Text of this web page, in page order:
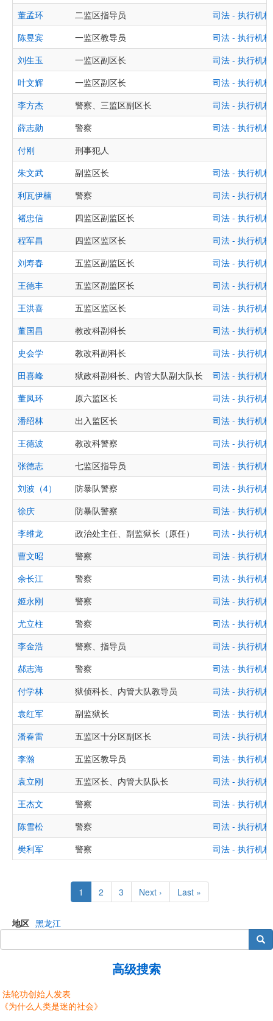
董孟环
二监区指导员
司法 - 执行机
陈昱宾
一监区教导员
司法 - 执行机
刘生玉
一监区副区长
司法 - 执行机
叶文辉
一监区副区长
司法 - 执行机
李方杰
警察、三监区副区长
司法 - 执行机
薛志勋
警察
司法 - 执行机
付刚
刑事犯人
朱文武
副监区长
司法 - 执行机
利瓦伊楠
警察
司法 - 执行机
褚忠信
四监区副监区长
司法 - 执行机
程军昌
四监区监区长
司法 - 执行机
刘寿春
五监区副监区长
司法 - 执行机
王德丰
五监区副监区长
司法 - 执行机
王洪喜
五监区监区长
司法 - 执行机
董国昌
教改科副科长
司法 - 执行机
史会学
教改科副科长
司法 - 执行机
田喜峰
狱政科副科长、内管大队副大队长
司法 - 执行机
董凤环
原六监区长
司法 - 执行机
潘绍林
出入监区长
司法 - 执行机
王德波
教改科警察
司法 - 执行机
张德志
七监区指导员
司法 - 执行机
刘波（4）
防暴队警察
司法 - 执行机
徐庆
防暴队警察
司法 - 执行机
李维龙
政治处主任、副监狱长（原任）
司法 - 执行机
曹文昭
警察
司法 - 执行机
余长江
警察
司法 - 执行机
姬永刚
警察
司法 - 执行机
尤立柱
警察
司法 - 执行机
李金浩
警察、指导员
司法 - 执行机
郝志海
警察
司法 - 执行机
付学林
狱侦科长、内管大队教导员
司法 - 执行机
袁红军
副监狱长
司法 - 执行机
潘春雷
五监区十分区副区长
司法 - 执行机
李瀚
五监区教导员
司法 - 执行机
袁立刚
五监区长、内管大队队长
司法 - 执行机
王杰文
警察
司法 - 执行机
陈雪松
警察
司法 - 执行机
樊利军
警察 司法 - 执行机
Current
page
1 Page
2 Page
3
Next
page
Next ›
Last
page
Last »
地区 黑龙江
搜索
高级搜索
法轮功创始人发表
《为什么人类是迷的社会》